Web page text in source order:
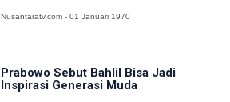
Nusantaratv.com - 01 Januari 1970
Prabowo Sebut Bahlil Bisa Jadi
Inspirasi Generasi Muda